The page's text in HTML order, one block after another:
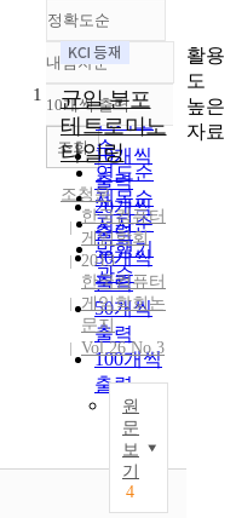
정확도순
정확도
순
인기도
순
연도순
제목순
저자순
발행기
관순
내림차순
내림차순
10개씩 출력
10개씩
출력
20개씩
출력
30개씩
출력
50개씩
출력
100개씩
출력
조회
1
균일 분포
테트로미노
타일링
조청운
한국컴퓨터
게임학회
2013
한국컴퓨터
게임학회논
문지
Vol.26 No.3
원
문
보
기
4
활용
도
높은
자료